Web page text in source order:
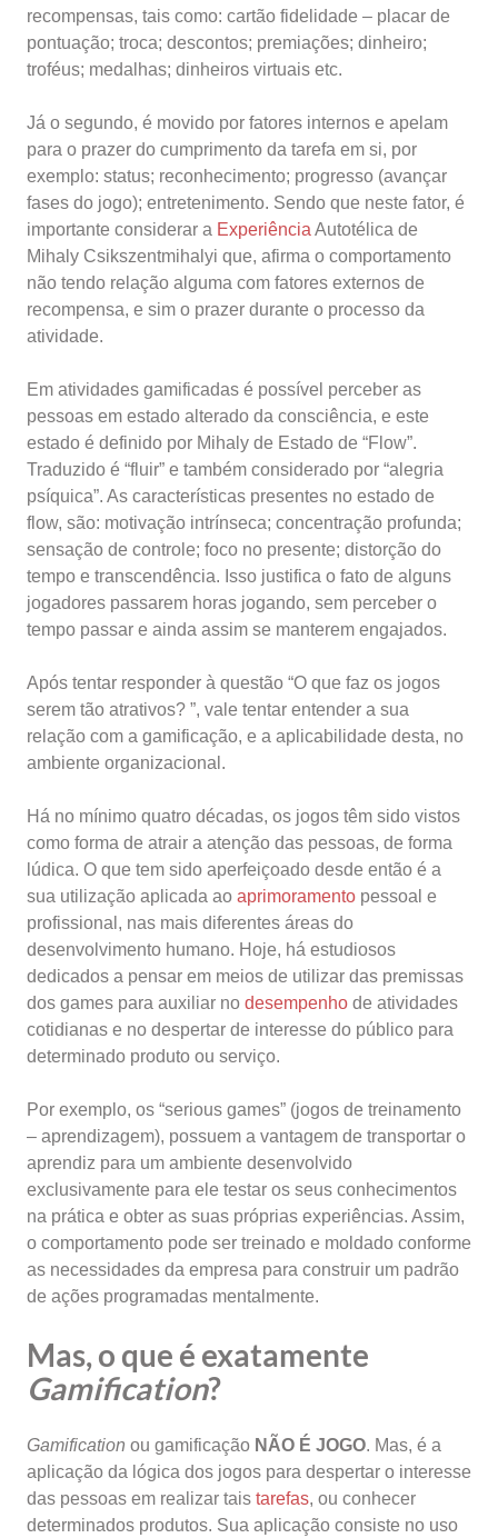
recompensas, tais como: cartão fidelidade – placar de
pontuação; troca; descontos; premiações; dinheiro;
troféus; medalhas; dinheiros virtuais etc.
Já o segundo, é movido por fatores internos e apelam
para o prazer do cumprimento da tarefa em si, por
exemplo: status; reconhecimento; progresso (avançar
fases do jogo); entretenimento. Sendo que neste fator, é
importante considerar a Experiência Autotélica de
Mihaly Csikszentmihalyi que, afirma o comportamento
não tendo relação alguma com fatores externos de
recompensa, e sim o prazer durante o processo da
atividade.
Em atividades gamificadas é possível perceber as
pessoas em estado alterado da consciência, e este
estado é definido por Mihaly de Estado de “Flow”.
Traduzido é “fluir” e também considerado por “alegria
psíquica”. As características presentes no estado de
flow, são: motivação intrínseca; concentração profunda;
sensação de controle; foco no presente; distorção do
tempo e transcendência. Isso justifica o fato de alguns
jogadores passarem horas jogando, sem perceber o
tempo passar e ainda assim se manterem engajados.
Após tentar responder à questão “O que faz os jogos
serem tão atrativos? ”, vale tentar entender a sua
relação com a gamificação, e a aplicabilidade desta, no
ambiente organizacional.
Há no mínimo quatro décadas, os jogos têm sido vistos
como forma de atrair a atenção das pessoas, de forma
lúdica. O que tem sido aperfeiçoado desde então é a
sua utilização aplicada ao aprimoramento pessoal e
profissional, nas mais diferentes áreas do
desenvolvimento humano. Hoje, há estudiosos
dedicados a pensar em meios de utilizar das premissas
dos games para auxiliar no desempenho de atividades
cotidianas e no despertar de interesse do público para
determinado produto ou serviço.
Por exemplo, os “serious games” (jogos de treinamento
– aprendizagem), possuem a vantagem de transportar o
aprendiz para um ambiente desenvolvido
exclusivamente para ele testar os seus conhecimentos
na prática e obter as suas próprias experiências. Assim,
o comportamento pode ser treinado e moldado conforme
as necessidades da empresa para construir um padrão
de ações programadas mentalmente.
Mas, o que é exatamente
Gamification?
Gamification ou gamificação NÃO É JOGO. Mas, é a
aplicação da lógica dos jogos para despertar o interesse
das pessoas em realizar tais tarefas, ou conhecer
determinados produtos. Sua aplicação consiste no uso